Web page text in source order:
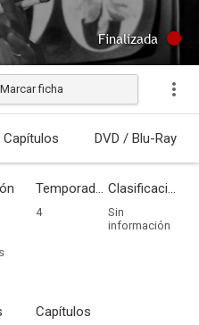
Finalizada
Marcar ficha
Capítulos DVD / Blu-Ray
Temporadas
4
Clasificación por edades
Sin
información
Capítulos